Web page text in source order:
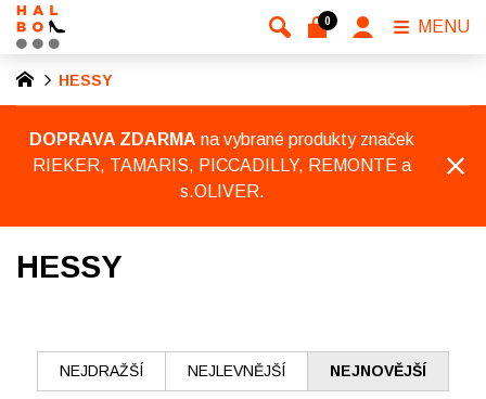
HESSY
DOPRAVA ZDARMA na vybrané produkty značek
RIEKER, TAMARIS, PICCADILLY, REMONTE a
s.OLIVER.
HESSY
NEJDRAŽŠÍ NEJLEVNĚJŠÍ NEJNOVĚJŠÍ
0 MENU